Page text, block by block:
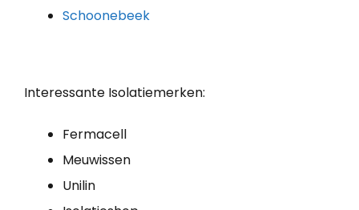
Schoonebeek
Interessante Isolatiemerken:
Fermacell
Meuwissen
Unilin